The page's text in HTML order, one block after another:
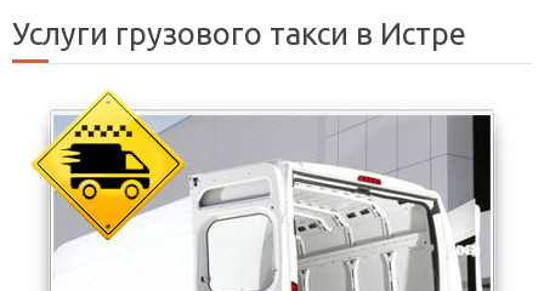
Услуги грузового такси в Истре